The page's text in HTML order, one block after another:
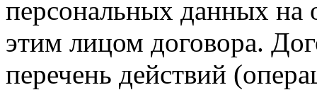
персональных данных на
этим лицом договора.
перечень действий